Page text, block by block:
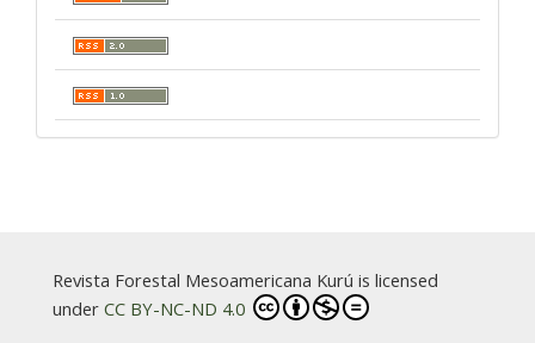
Revista Forestal Mesoamericana Kurú is licensed
underCC BY-NC-ND 4.0